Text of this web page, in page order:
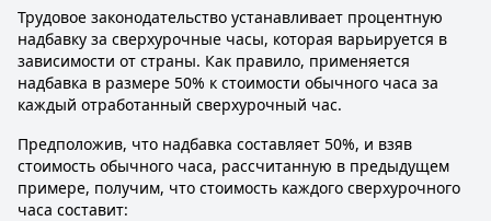
Трудовое законодательство устанавливает процентную
надбавку за сверхурочные часы, которая варьируется в
зависимости от страны. Как правило, применяется
надбавка в размере 50% к стоимости обычного часа за
каждый отработанный сверхурочный час.
Предположив, что надбавка составляет 50%, и взяв
стоимость обычного часа, рассчитанную в предыдущем
примере, получим, что стоимость каждого сверхурочного
часа составит: